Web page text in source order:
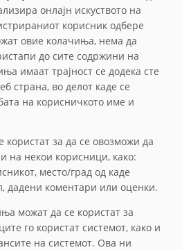
онлајн искуството на
корисник одбере
овие колачиња, нема да
до сите содржини на
имаат трајност се додека сте
страна, во делот каде се
на корисничкото име и
за да се овозможи да
на некои корисници, како:
место/град од каде
дадени коментари или оценки.
можат да се користат за
го користат системот, како и
на системот. Ова ни